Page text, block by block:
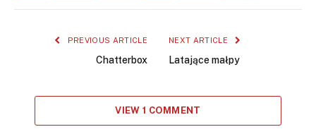
PREVIOUS ARTICLE
Chatterbox
NEXT ARTICLE
Latające małpy
VIEW 1 COMMENT